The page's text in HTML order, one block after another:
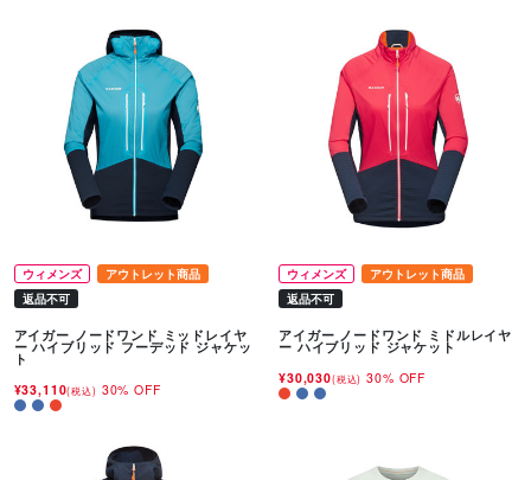
ウィメンズ
アウトレット商品
返品不可
アイガー ノードワンド ミッドレイヤ
ー ハイブリッド フーデッド ジャケッ
ト
¥33,110(税込) 30% OFF
ウィメンズ
アウトレット商品
返品不可
アイガー ノードワンド ミドルレイヤ
ー ハイブリッド ジャケット
¥30,030(税込) 30% OFF